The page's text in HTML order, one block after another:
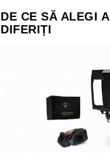
DE CE SĂ ALEGI
DIFERIȚI